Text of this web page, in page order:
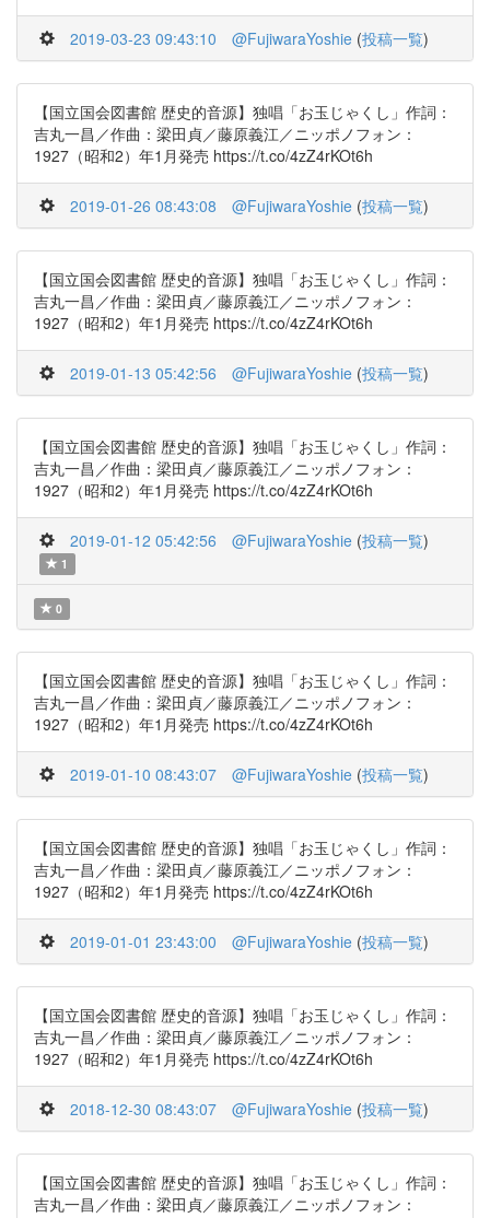
2019-03-23 09:43:10 @FujiwaraYoshie (投稿一覧)
【国立国会図書館 歴史的音源】独唱「お玉じゃくし」作詞：
吉丸一昌／作曲：梁田貞／藤原義江／ニッポノフォン：
1927（昭和2）年1月発売 https://t.co/4zZ4rKOt6h
2019-01-26 08:43:08 @FujiwaraYoshie (投稿一覧)
【国立国会図書館 歴史的音源】独唱「お玉じゃくし」作詞：
吉丸一昌／作曲：梁田貞／藤原義江／ニッポノフォン：
1927（昭和2）年1月発売 https://t.co/4zZ4rKOt6h
2019-01-13 05:42:56 @FujiwaraYoshie (投稿一覧)
【国立国会図書館 歴史的音源】独唱「お玉じゃくし」作詞：
吉丸一昌／作曲：梁田貞／藤原義江／ニッポノフォン：
1927（昭和2）年1月発売 https://t.co/4zZ4rKOt6h
2019-01-12 05:42:56 @FujiwaraYoshie (投稿一覧)
1
0
【国立国会図書館 歴史的音源】独唱「お玉じゃくし」作詞：
吉丸一昌／作曲：梁田貞／藤原義江／ニッポノフォン：
1927（昭和2）年1月発売 https://t.co/4zZ4rKOt6h
2019-01-10 08:43:07 @FujiwaraYoshie (投稿一覧)
【国立国会図書館 歴史的音源】独唱「お玉じゃくし」作詞：
吉丸一昌／作曲：梁田貞／藤原義江／ニッポノフォン：
1927（昭和2）年1月発売 https://t.co/4zZ4rKOt6h
2019-01-01 23:43:00 @FujiwaraYoshie (投稿一覧)
【国立国会図書館 歴史的音源】独唱「お玉じゃくし」作詞：
吉丸一昌／作曲：梁田貞／藤原義江／ニッポノフォン：
1927（昭和2）年1月発売 https://t.co/4zZ4rKOt6h
2018-12-30 08:43:07 @FujiwaraYoshie (投稿一覧)
【国立国会図書館 歴史的音源】独唱「お玉じゃくし」作詞：
吉丸一昌／作曲：梁田貞／藤原義江／ニッポノフォン：